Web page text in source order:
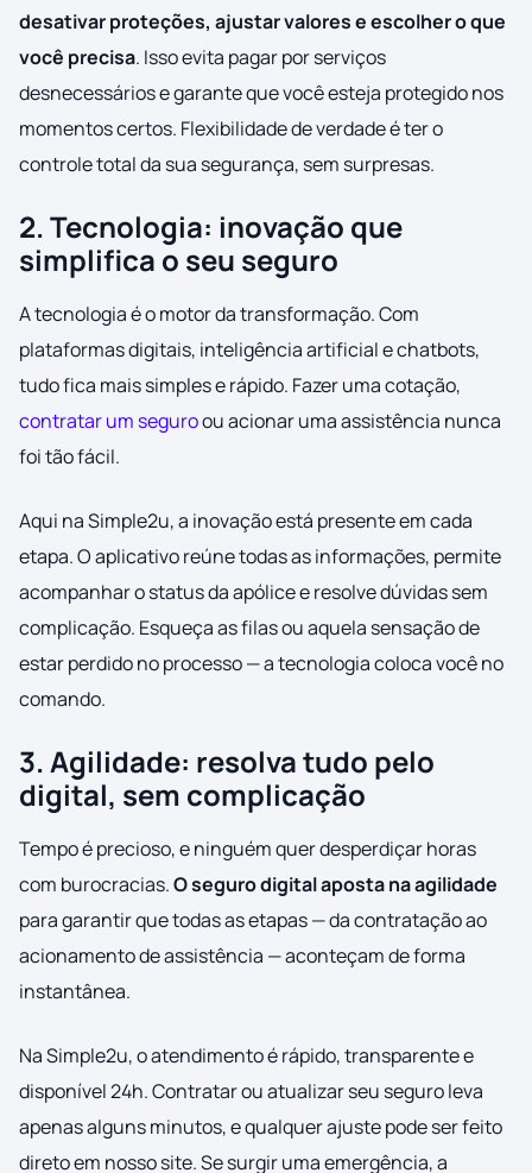
desativar proteções, ajustar valores e escolher o que
você precisa. Isso evita pagar por serviços
desnecessários e garante que você esteja protegido nos
momentos certos. Flexibilidade de verdade é ter o
controle total da sua segurança, sem surpresas.
2. Tecnologia: inovação que
simplifica o seu seguro
A tecnologia é o motor da transformação. Com
plataformas digitais, inteligência artificial e chatbots,
tudo fica mais simples e rápido. Fazer uma cotação,
contratar um seguroou acionar uma assistência nunca
foi tão fácil.
Aqui na Simple2u, a inovação está presente em cada
etapa. O aplicativo reúne todas as informações, permite
acompanhar o status da apólice e resolve dúvidas sem
complicação. Esqueça as filas ou aquela sensação de
estar perdido no processo — a tecnologia coloca você no
comando.
3. Agilidade: resolva tudo pelo
digital, sem complicação
Tempo é precioso, e ninguém quer desperdiçar horas
com burocracias.O seguro digital aposta na agilidade
para garantir que todas as etapas — da contratação ao
acionamento de assistência — aconteçam de forma
instantânea.
Na Simple2u, o atendimento é rápido, transparente e
disponível 24h. Contratar ou atualizar seu seguro leva
apenas alguns minutos, e qualquer ajuste pode ser feito
direto em nosso site. Se surgir uma emergência, a